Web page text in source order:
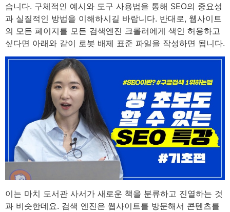
습니다. 구체적인 예시와 도구 사용법을 통해 SEO의 중요성
과 실질적인 방법을 이해하시길 바랍니다. 반대로, 웹사이트
의 모든 페이지를 모든 검색엔진 크롤러에게 색인 허용하고
싶다면 아래와 같이 로봇 배제 표준 파일을 작성하면 됩니다.
이는 마치 도서관 사서가 새로운 책을 분류하고 진열하는 것
과 비슷한데요. 검색 엔진은 웹사이트를 방문해서 콘텐츠를